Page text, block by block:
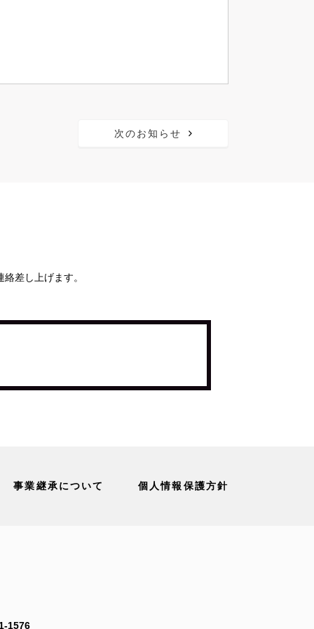
次のお知らせ
差し上げます。
事業継承について 個人情報保護方針
1576